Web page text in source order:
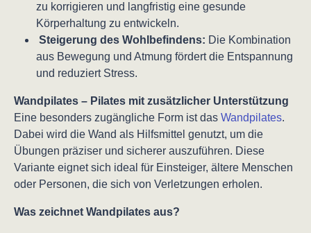
zu korrigieren und langfristig eine gesunde
Körperhaltung zu entwickeln.
Steigerung des Wohlbefindens: Die Kombination
aus Bewegung und Atmung fördert die Entspannung
und reduziert Stress.
Wandpilates – Pilates mit zusätzlicher Unterstützung
Eine besonders zugängliche Form ist das Wandpilates.
Dabei wird die Wand als Hilfsmittel genutzt, um die
Übungen präziser und sicherer auszuführen. Diese
Variante eignet sich ideal für Einsteiger, ältere Menschen
oder Personen, die sich von Verletzungen erholen.
Was zeichnet Wandpilates aus?